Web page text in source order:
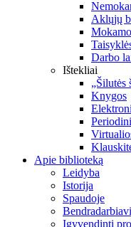
Aklųjų
Darbo
Ištekliai
„Šilutės
Knygos
Apie biblioteką
Leidyba
Istorija
Spaudoje
Įgyvendinti